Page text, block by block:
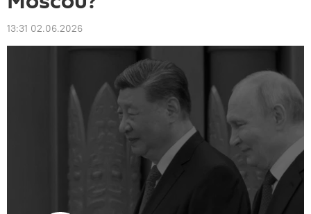
13:31 02.06.2026